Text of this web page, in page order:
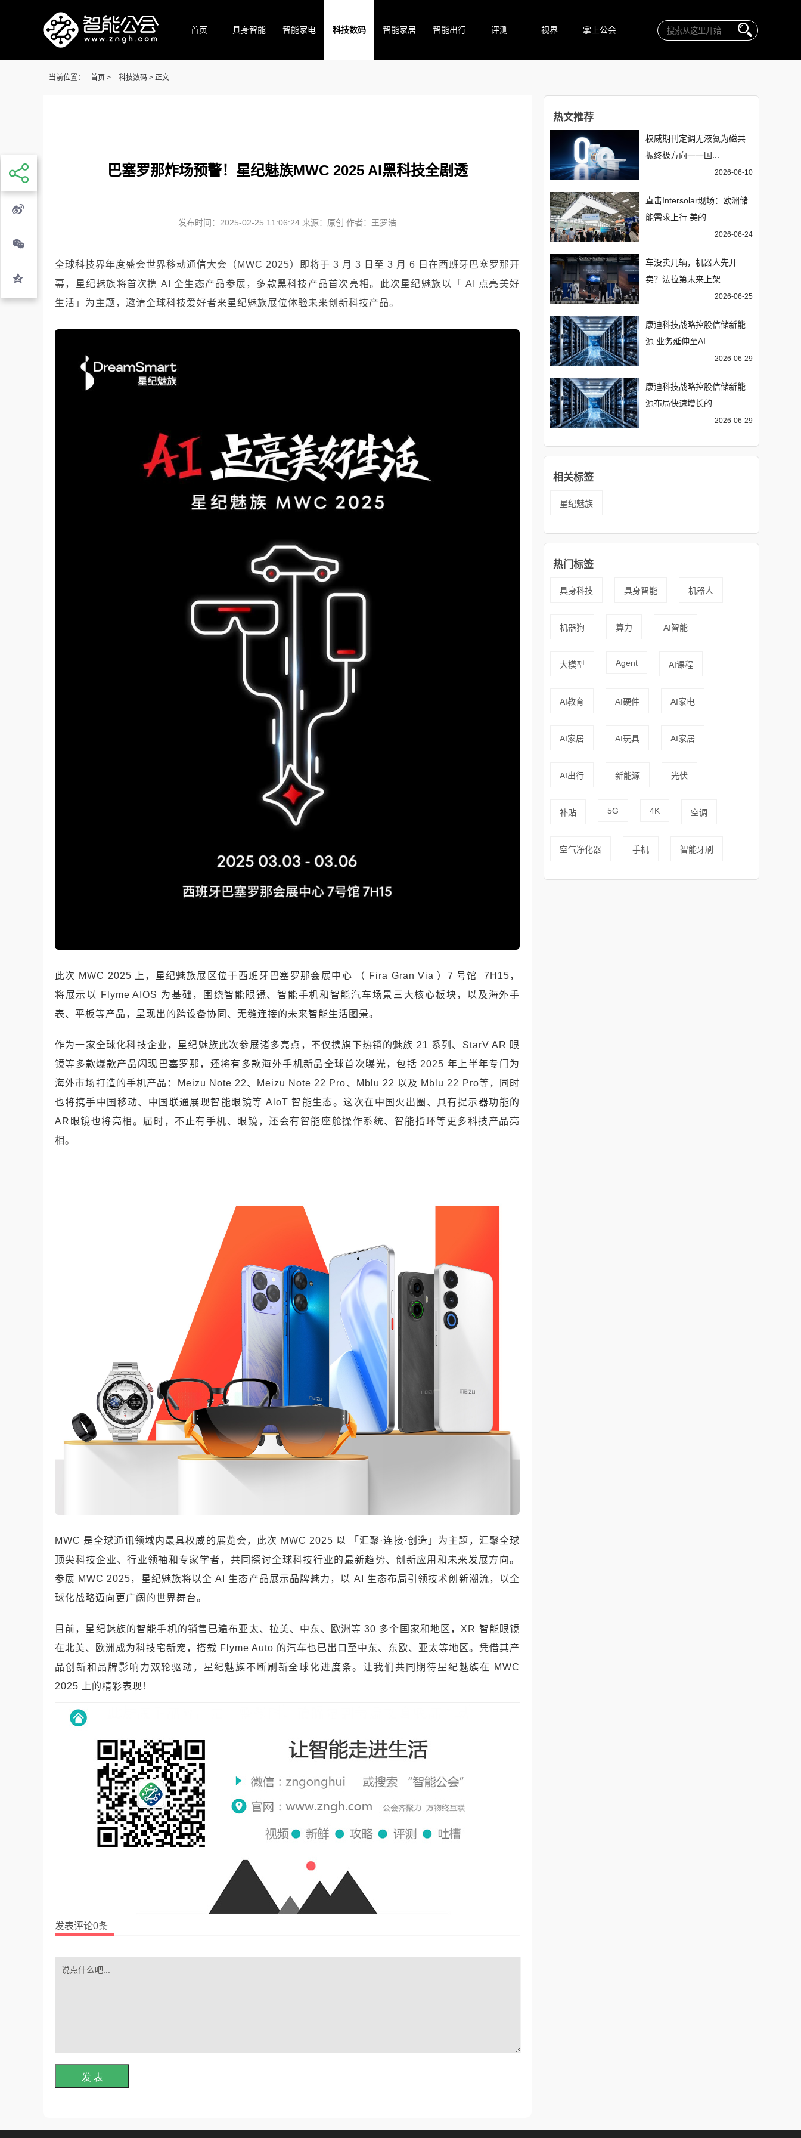
首页 具身智能 智能家电 科技数码 智能家居 智能出行 评测 视界 掌上公会
当前位置： 首页 > 科技数码 > 正文
巴塞罗那炸场预警！星纪魅族MWC 2025 AI黑科技全剧透
发布时间：2025-02-25 11:06:24 来源：原创 作者：王罗浩
全球科技界年度盛会世界移动通信大会（MWC 2025）即将于 3 月 3 日至 3 月 6 日在西班牙巴塞罗那开
幕，星纪魅族将首次携 AI 全生态产品参展，多款黑科技产品首次亮相。此次星纪魅族以「 AI 点亮美好
生活」为主题，邀请全球科技爱好者来星纪魅族展位体验未来创新科技产品。
此次 MWC 2025 上，星纪魅族展区位于西班牙巴塞罗那会展中心 （ Fira Gran Via ）7 号馆 7H15，
将展示以 Flyme AIOS 为基础，围绕智能眼镜、智能手机和智能汽车场景三大核心板块，以及海外手
表、平板等产品，呈现出的跨设备协同、无缝连接的未来智能生活图景。
作为一家全球化科技企业，星纪魅族此次参展诸多亮点，不仅携旗下热销的魅族 21 系列、StarV AR 眼
镜等多款爆款产品闪现巴塞罗那，还将有多款海外手机新品全球首次曝光，包括 2025 年上半年专门为
海外市场打造的手机产品：Meizu Note 22、Meizu Note 22 Pro、Mblu 22 以及 Mblu 22 Pro等，同时
也将携手中国移动、中国联通展现智能眼镜等 AloT 智能生态。这次在中国火出圈、具有提示器功能的
AR眼镜也将亮相。届时，不止有手机、眼镜，还会有智能座舱操作系统、智能指环等更多科技产品亮
相。
MWC 是全球通讯领域内最具权威的展览会，此次 MWC 2025 以 「汇聚·连接·创造」为主题，汇聚全球
顶尖科技企业、行业领袖和专家学者，共同探讨全球科技行业的最新趋势、创新应用和未来发展方向。
参展 MWC 2025，星纪魅族将以全 AI 生态产品展示品牌魅力，以 AI 生态布局引领技术创新潮流，以全
球化战略迈向更广阔的世界舞台。
目前，星纪魅族的智能手机的销售已遍布亚太、拉美、中东、欧洲等 30 多个国家和地区，XR 智能眼镜
在北美、欧洲成为科技宅新宠，搭载 Flyme Auto 的汽车也已出口至中东、东欧、亚太等地区。凭借其产
品创新和品牌影响力双轮驱动，星纪魅族不断刷新全球化进度条。让我们共同期待星纪魅族在 MWC
2025 上的精彩表现！
发表评论0条
发 表
热文推荐
权威期刊定调无液氦为磁共
振终极方向一一国...
2026-06-10
直击Intersolar现场：欧洲储
能需求上行 美的...
2026-06-24
车没卖几辆，机器人先开
卖？法拉第未来上架...
2026-06-25
康迪科技战略控股信储新能
源 业务延伸至AI...
2026-06-29
康迪科技战略控股信储新能
源布局快速增长的...
2026-06-29
相关标签
星纪魅族
热门标签
具身科技 具身智能 机器人
机器狗 算力 AI智能
大模型 Agent AI课程
AI教育 AI硬件 AI家电
AI家居 AI玩具 AI家居
AI出行 新能源 光伏
补贴 5G 4K 空调
空气净化器 手机 智能牙刷
广告